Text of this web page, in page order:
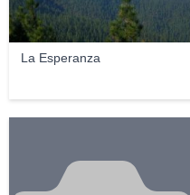
La Esperanza